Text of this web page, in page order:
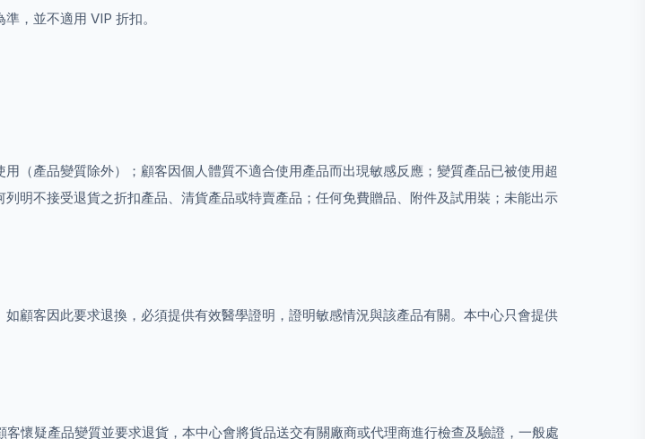
，並不適用 VIP 折扣。
（產品變質除外）；顧客因個人體質不適合使用產品而出現敏感反應；變質產品已被使用超
明不接受退貨之折扣產品、清貨產品或特賣產品；任何免費贈品、附件及試用裝；未能出示
顧客因此要求退換，必須提供有效醫學證明，證明敏感情況與該產品有關。本中心只會提供
懷疑產品變質並要求退貨，本中心會將貨品送交有關廠商或代理商進行檢查及驗證，一般處